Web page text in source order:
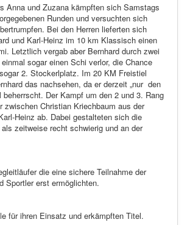
Anna und Zuzana kämpften sich Samstags
Runden und versuchten sich
Bei den Herren lieferten sich
und Karl-Heinz im 10 km Klassisch einen
Letztlich vergab aber Bernhard durch zwei
sogar einen Schi verlor, die Chance
2. Stockerlplatz. Im 20 KM Freistiel
das nachsehen, da er derzeit „nur den
Der Kampf um den 2 und 3. Rang
zwischen Christian Kriechbaum aus der
Heinz ab. Dabei gestalteten sich die
zeitweise recht schwierig und an der
die eine sichere Teilnahme der
Sportler erst ermöglichten.
für ihren Einsatz und erkämpften Titel.